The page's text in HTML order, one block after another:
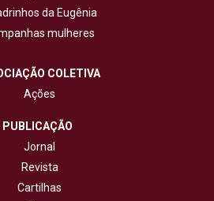
da Eugênia
mulheres
COLETIVA
Ações
PUBLICAÇÃO
Jornal
Revista
Cartilhas